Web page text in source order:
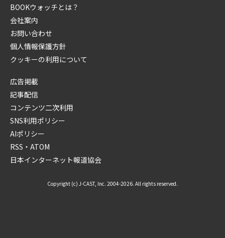
BOOKウォッチとは？
会社案内
お問い合わせ
個人情報保護方針
クッキーの利用について
広告掲載
記事配信
コンテンツ二次利用
SNS利用ポリシー
AIポリシー
RSS・ATOM
日本インターネット報道協会
Copyright (c) J-CAST, Inc. 2004-2026. All rights reserved.